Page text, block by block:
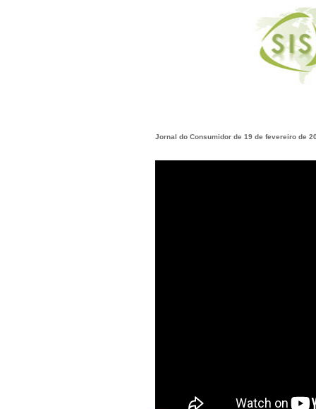
Jornal do Consumidor de 19 de fevereiro de